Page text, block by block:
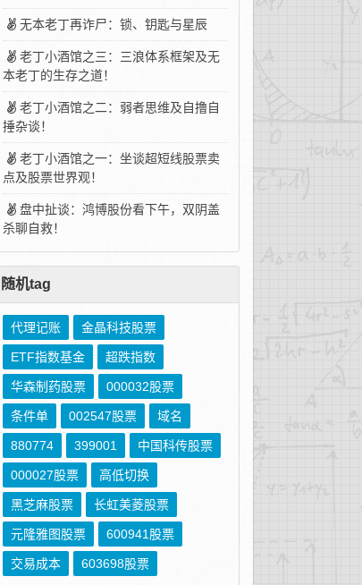
无本老丁再诈尸：锁、钥匙与星辰
老丁小酒馆之三：三浪体系框架及无
本老丁的生存之道！
老丁小酒馆之二：弱者思维及自撸自
捶杂谈！
老丁小酒馆之一：坐谈超短线股票卖
点及股票世界观！
盘中扯谈：鸿博股份看下午，双阴盖
杀聊自救！
随机tag
代理记账 金晶科技股票
ETF指数基金 超跌指数
华森制药股票 000032股票
条件单 002547股票 域名
880774 399001 中国科传股票
000027股票 高低切换
黑芝麻股票 长虹美菱股票
元隆雅图股票 600941股票
交易成本 603698股票